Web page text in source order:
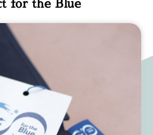
for the Blue